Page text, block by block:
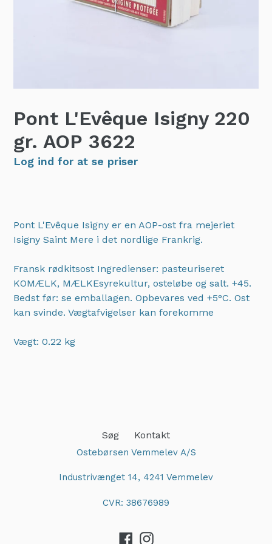
Pont L'Evêque Isigny 220
gr. AOP 3622
Log ind for at se priser
Pont L'Evêque Isigny er en AOP-ost fra mejeriet
Isigny Saint Mere i det nordlige Frankrig.
Fransk rødkitsost Ingredienser: pasteuriseret
KOMÆLK, MÆLKEsyrekultur, osteløbe og salt. +45.
Bedst før: se emballagen. Opbevares ved +5°C. Ost
kan svinde. Vægtafvigelser kan forekomme
Vægt: 0.22 kg
Søg Kontakt
Ostebørsen Vemmelev A/S
Industrivænget 14, 4241 Vemmelev
CVR: 38676989
Facebook
Instagram